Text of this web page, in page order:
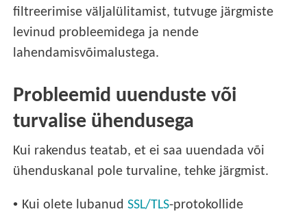
filtreerimise väljalülitamist, tutvuge järgmiste
levinud probleemidega ja nende
lahendamisvõimalustega.
Probleemid uuenduste või
turvalise ühendusega
Kui rakendus teatab, et ei saa uuendada või
ühenduskanal pole turvaline, tehke järgmist.
• Kui olete lubanudSSL/TLS-protokollide